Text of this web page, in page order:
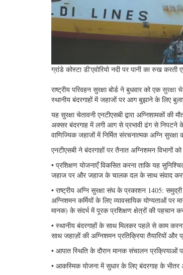
ग्रांडे कोस्टा डी'एवोरियो नदी पर पानी का रुख
राष्ट्रीय परिवहन सुरक्षा बोर्ड ने बुधवार को एकसुरक्षा
स्थानीय बंदरगाहों में जहाजों पर आग बुझाने के लिए
यह सुरक्षा चेतावनी एनटीएसबी द्वारा अग्निशामकों
अक्सर बंदरगाह में लगी आग से प्रभावी ढंग से निपटने
वाणिज्यिक जहाजों में निर्मित संरचनात्मक अग्नि
एनटीएसबी ने बंदरगाहों पर तैनात अग्निशमन
• प्रशिक्षण योजनाएँ विकसित करना ताकि यह
जहाज पर और जहाज के चालक दल के साथ संवाद करने
• राष्ट्रीय अग्नि सुरक्षा संघ के प्रकाशन 1405:
अग्निशमन कर्मियों के लिए व्यावसायिक योग्यताओं पर
मानक) के संदर्भ में पूरक प्रशिक्षण क्षेत्रों की पहचान
• स्थानीय बंदरगाहों के साथ मिलकर पहले से काम
साथ जहाज़ों की अग्निशमन प्रतिक्रिया तैयारियों और
• आपात स्थिति के दौरान मानक संचालन
• आकस्मिक योजना में सुधार के लिए बंदरगाह के भीतर